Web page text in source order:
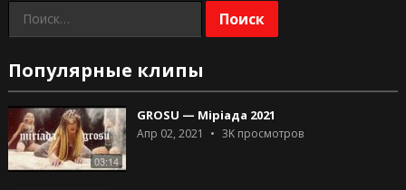
Найти:
Популярные клипы
03:14
GROSU — Міріада 2021
Апр 02, 2021 3Kпросмотров